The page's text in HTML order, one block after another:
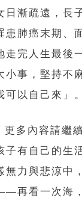
日漸疏遠，長
患肺癌末期、
走完人生最後
小事，堅持不
以自己來」。
更多內容請繼
子有自己的生
無力與悲涼中
再看一次海